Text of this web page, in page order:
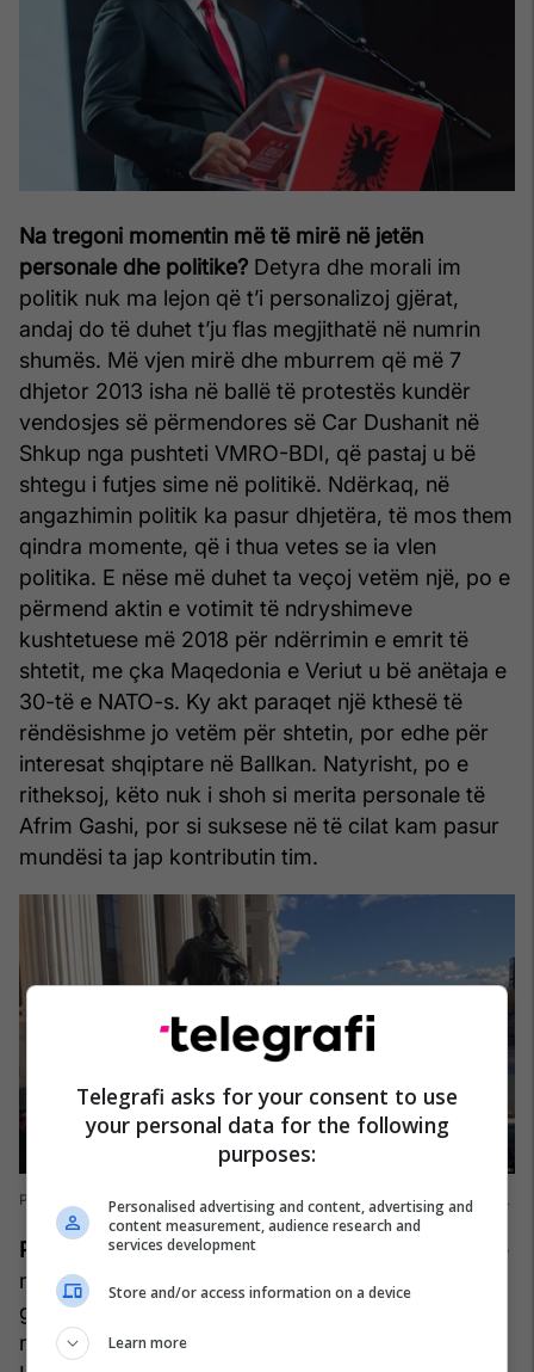
Na tregoni momentin më të mirë në jetën
personale dhe politike? Detyra dhe morali im
politik nuk ma lejon që t’i personalizoj gjërat,
andaj do të duhet t’ju flas megjithatë në numrin
shumës. Më vjen mirë dhe mburrem që më 7
dhjetor 2013 isha në ballë të protestës kundër
vendosjes së përmendores së Car Dushanit në
Shkup nga pushteti VMRO-BDI, që pastaj u bë
shtegu i futjes sime në politikë. Ndërkaq, në
angazhimin politik ka pasur dhjetëra, të mos them
qindra momente, që i thua vetes se ia vlen
politika. E nëse më duhet ta veçoj vetëm një, po e
përmend aktin e votimit të ndryshimeve
kushtetuese më 2018 për ndërrimin e emrit të
shtetit, me çka Maqedonia e Veriut u bë anëtaja e
30-të e NATO-s. Ky akt paraqet një kthesë të
rëndësishme jo vetëm për shtetin, por edhe për
interesat shqiptare në Ballkan. Natyrisht, po e
ritheksoj, këto nuk i shoh si merita personale të
Afrim Gashi, por si suksese në të cilat kam pasur
mundësi ta jap kontributin tim.
Protestat kundër përmendores së Car Dushanit në Shkup, 2013 Foto: REL
Po momenti më i keq?Sigurisht që ka pasur edhe
momente të këqija, por edhe ato nuk mund t’i
gjykoj vetëm me peshore personale. Për mua
moment i rëndë ka qenë ndarja e Lëvizjes BESA.
Telegrafi asks for your consent to use
your personal data for the following
purposes:
Personalised advertising and content, advertising and
content measurement, audience research and
services development
Store and/or access information on a device
Learn more